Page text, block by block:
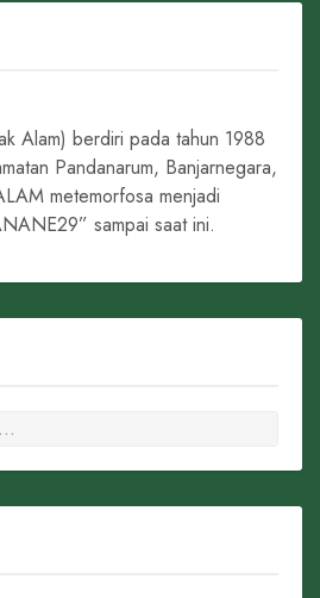
Alam) berdiri pada tahun 1988
Pandanarum, Banjarnegara,
metemorfosa menjadi
sampai saat ini.